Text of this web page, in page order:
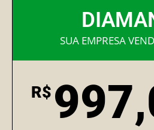
SUA EMPRESA
R$